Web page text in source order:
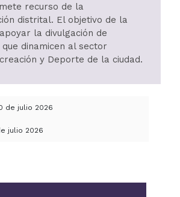
recurso de la
distrital. El objetivo de la
la divulgación de
que dinamicen al sector
y Deporte de la ciudad.
de julio 2026
julio 2026